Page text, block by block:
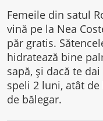
Femeile din satul
vină pe la Nea
păr gratis.
hidratează bine
sapă, și dacă te
speli 2 luni, atât
de bălegar.